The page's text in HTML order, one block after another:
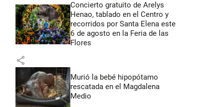
Concierto gratuito de Arelys
Henao, tablado en el Centro y
recorridos por Santa Elena este
6 de agosto en la Feria de las
Flores
share
Murió la bebé hipopótamo
rescatada en el Magdalena
Medio